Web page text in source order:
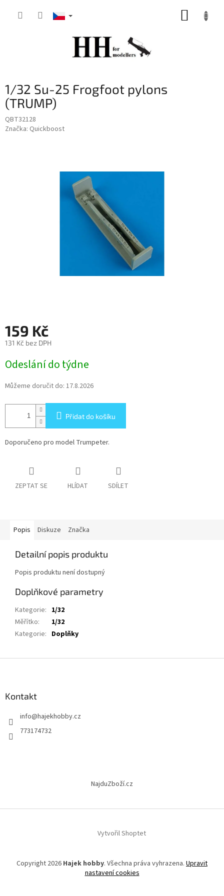
1/32 Su-25 Frogfoot pylons
(TRUMP)
QBT32128
Značka: Quickboost
159 Kč
131 Kč bez DPH
cena:
Odeslání do týdne
Můžeme doručit do: 17.8.2026
Přidat do košíku
Doporučeno pro model Trumpeter.
ZEPTAT SE HLÍDAT SDÍLET
Popis Diskuze Značka
Detailní popis produktu
Popis produktu není dostupný
Doplňkové parametry
Kategorie: 1/32
Měřítko:
1/32
Kategorie: Doplňky
Kontakt
info@hajekhobby.cz
773174732
NajduZboží.cz
Vytvořil Shoptet
Copyright 2026 Hajek hobby. Všechna práva vyhrazena. Upravit
nastavení cookies